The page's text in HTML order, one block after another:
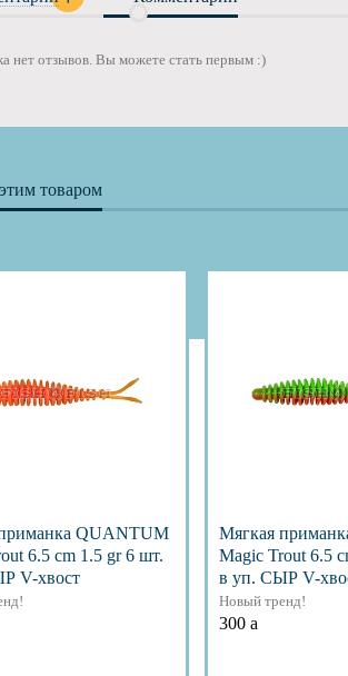
нет отзывов. Вы можете стать первым :)
товаром
QUANTUM
6.5 cm 1.5 gr 6 шт.
V-хвост
Мягкая
Magic Trout 6.5
в уп. СЫР V-
Новый тренд!
300 a